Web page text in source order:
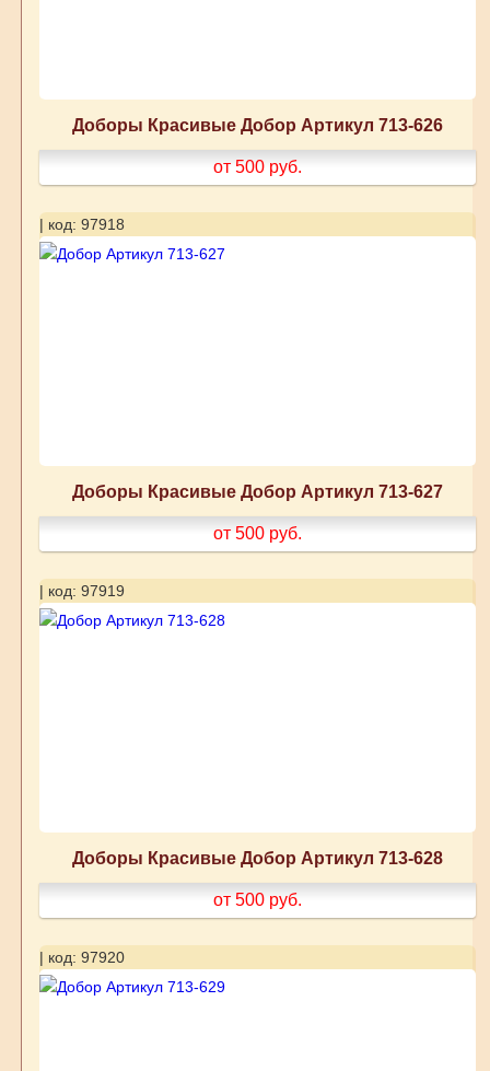
Доборы Красивые Добор Артикул 713-626
от 500 руб.
| код: 97918
Доборы Красивые Добор Артикул 713-627
от 500 руб.
| код: 97919
Доборы Красивые Добор Артикул 713-628
от 500 руб.
| код: 97920